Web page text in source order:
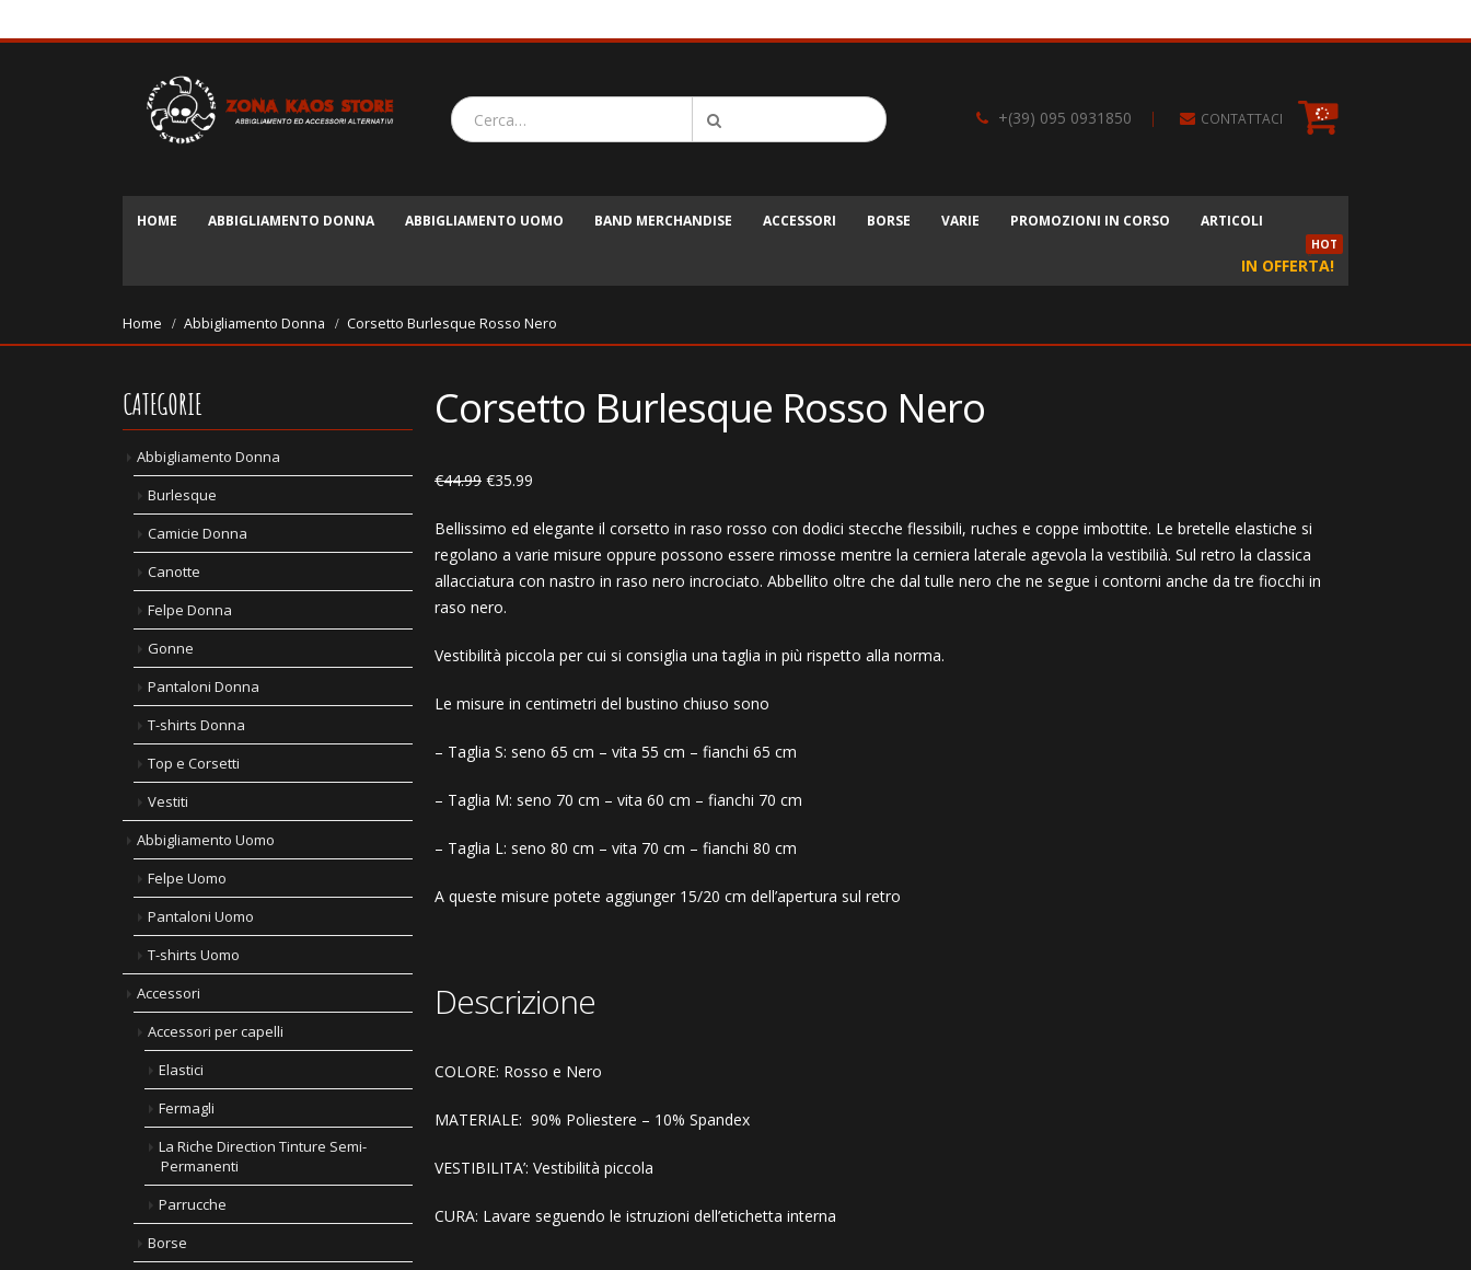
+(39) 095 0931850 | CONTATTACI
HOME ABBIGLIAMENTO DONNA ABBIGLIAMENTO UOMO BAND MERCHANDISE ACCESSORI BORSE VARIE PROMOZIONI IN CORSO ARTICOLI
IN OFFERTA!
HOT
Home Abbigliamento Donna Corsetto Burlesque Rosso Nero
Corsetto Burlesque Rosso Nero
€44.99 €35.99
Bellissimo ed elegante il corsetto in raso rosso con dodici stecche flessibili, ruches e coppe imbottite. Le bretelle elastiche si
regolano a varie misure oppure possono essere rimosse mentre la cerniera laterale agevola la vestibilià. Sul retro la classica
allacciatura con nastro in raso nero incrociato. Abbellito oltre che dal tulle nero che ne segue i contorni anche da tre fiocchi in
raso nero.
Vestibilità piccola per cui si consiglia una taglia in più rispetto alla norma.
Le misure in centimetri del bustino chiuso sono
– Taglia S: seno 65 cm – vita 55 cm – fianchi 65 cm
– Taglia M: seno 70 cm – vita 60 cm – fianchi 70 cm
– Taglia L: seno 80 cm – vita 70 cm – fianchi 80 cm
A queste misure potete aggiunger 15/20 cm dell’apertura sul retro
Descrizione
COLORE: Rosso e Nero
MATERIALE: 90% Poliestere – 10% Spandex
VESTIBILITA’: Vestibilità piccola
CURA: Lavare seguendo le istruzioni dell’etichetta interna
CATEGORIE
Abbigliamento Donna
Burlesque
Camicie Donna
Canotte
Felpe Donna
Gonne
Pantaloni Donna
T-shirts Donna
Top e Corsetti
Vestiti
Abbigliamento Uomo
Felpe Uomo
Pantaloni Uomo
T-shirts Uomo
Accessori
Accessori per capelli
Elastici
Fermagli
La Riche Direction Tinture Semi-
Permanenti
Parrucche
Borse